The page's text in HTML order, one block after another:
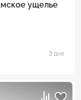
ущелье
3 дня